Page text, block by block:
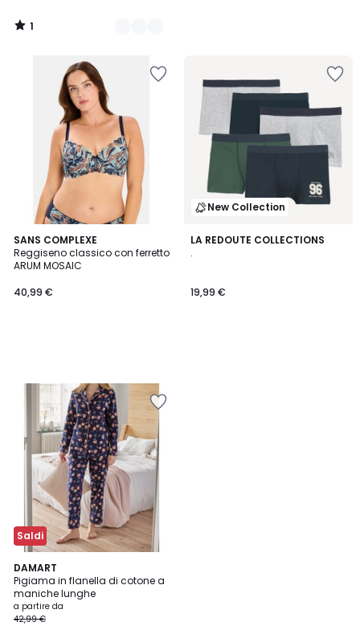
1
/
SANS COMPLEXE
Reggiseno classico con ferretto
ARUM MOSAIC
40,99 €
New Collection
LA REDOUTE COLLECTIONS
.
19,99 €
Saldi
DAMART
Pigiama in flanella di cotone a
maniche lunghe
a partire da
42,99 €
4,3
/ 5
2
Colori